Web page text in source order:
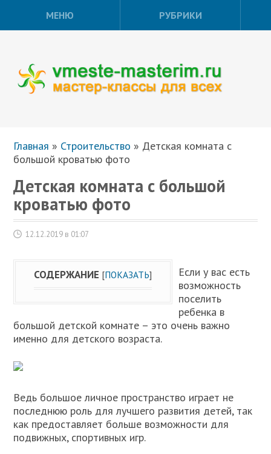
МЕНЮ РУБРИКИ
Главная » Строительство » Детская комната с
большой кроватью фото
Детская комната с большой
кроватью фото
12.12.2019 в 01:07
СОДЕРЖАНИЕ [ПОКАЗАТЬ]
Если у вас есть
возможность
поселить
ребенка в
большой детской комнате – это очень важно
именно для детского возраста.
Ведь большое личное пространство играет не
последнюю роль для лучшего развития детей, так
как предоставляет больше возможности для
подвижных, спортивных игр.